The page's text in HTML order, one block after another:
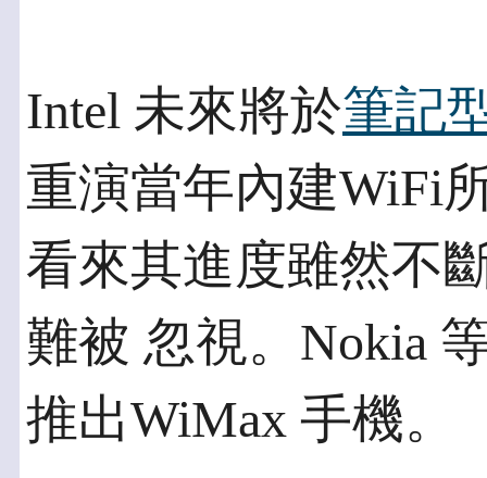
Intel 未來將於筆記
重演當年內建WiFi
看來其進度雖然不
難被 忽視。Nokia
推出WiMax 手機。